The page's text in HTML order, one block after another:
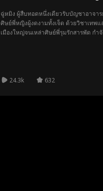
ไช่ และจัดการลงโทษทุกฝ่าย มู่อิงได้กลั
ในงานวันเกิดครบ 70 ปีของบิดาหลี่ซานเ
ไปอวยพร แต่กลับถูกดูแคลนเพราะบรรจุ
ฉู่หมิง ผู้สืบทอดหนึ่งเดียวรับบัญชาอาจา
ศิษย์พี่หญิงผู้งดงามทั้งเจ็ด ด้วยวิชาเทพแ
เมืองใหญ่จนเหล่าศิษย์พี่รุมรักสารพัด กำ
24.3k 632